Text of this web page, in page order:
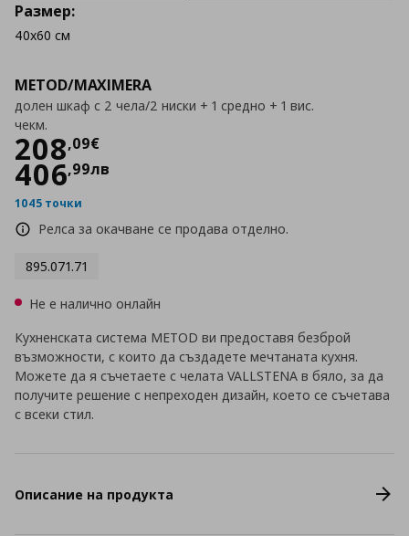
METOD/MAXIMERA
долен шкаф с 2 чела/2 ниски + 1 средно + 1 вис.
чекм.
208,09€
Цена208,09 €
406,99лв
1045 точки
Релса за окачване се продава отделно.
895.071.71
Размер:
40x60 см
Не е налично онлайн
Кухненската система METOD ви предоставя безброй
възможности, с които да създадете мечтаната кухня.
Можете да я съчетаете с челата VALLSTENA в бяло, за да
получите решение с непреходен дизайн, което се съчетава
с всеки стил.
Описание на продукта